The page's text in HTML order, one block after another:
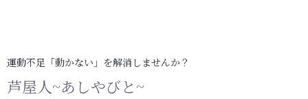
運動不足「動かない」を解消しませんか？
芦屋人~あしやびと~